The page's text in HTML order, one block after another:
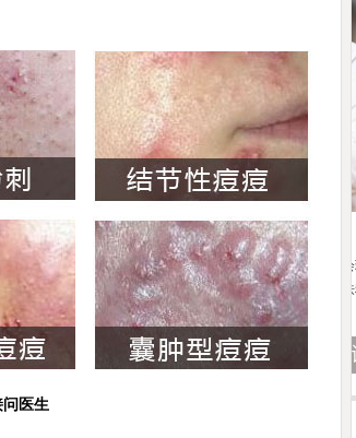
医生
陈正琴 皮肤科主任
医生简介：
中国康复技术转化及发展促进会理事，中国
中西医结合皮肤性病专业委员会化妆品皮肤科学研究学
组秘书；从事中西医...[详细]